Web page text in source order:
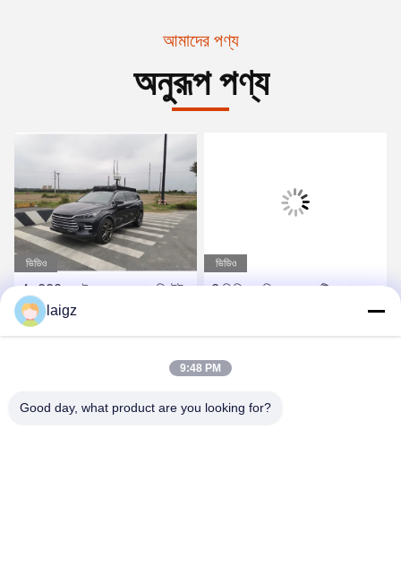
আমাদের পণ্য
অনুরূপ পণ্য
ভিডিও
Ac220v রেইন প্রুফ ড্রোন ডিটেক্টর
ছোট আকারের
ভিডিও
2 কিমি জ্যামিং রেঞ্জ অ্যান্টি ড্রোন
laigz
9:48 PM
Good day, what product are you looking for?